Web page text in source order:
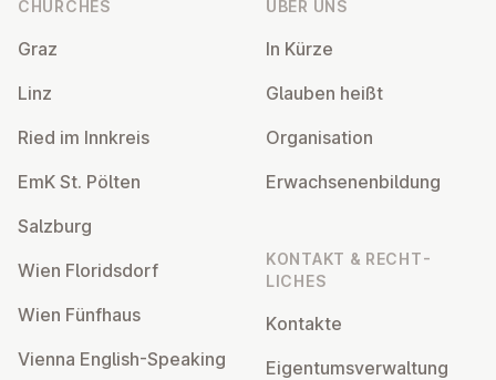
CHURCHES
Graz
Linz
Ried im Innkreis
EmK St. Pölten
Salzburg
Wien Flor­idsdorf
Wien Fünfhaus
Vienna English-Speaking
ÜBER UNS
In Kürze
Glauben heißt
Or­gan­isa­tion
Er­wach­sen­en­bildung
KONTAKT & RECHT­
LICHES
Kontakte
Ei­gentums­ver­wal­tung